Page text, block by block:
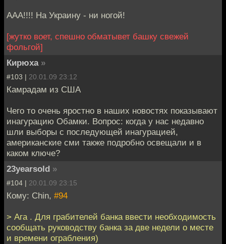
ААА!!!! На Украину - ни ногой!
[жутко воет, спешно обматывет башку свежей
фольгой]
Кирюха »
#103 | 20.01.09 23:12
Камрадам из США
Чего то очень яростно в наших новостях показывают
инагурацию Обамки. Вопрос: когда у нас недавно
шли выборы с последующей инагурацией,
американские сми также подробно освещали и в
каком ключе?
23yearsold »
#104 | 20.01.09 23:15
Кому: Chin, #94
> Ага . Для грабителей банка ввести необходимость
сообщать руководству банка за две недели о месте
и времени ограбления)